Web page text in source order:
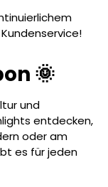
🌞
und
entdecken,
oder am
es für jeden